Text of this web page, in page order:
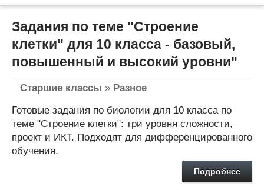
Задания по теме "Строение
клетки" для 10 класса - базовый,
повышенный и высокий уровни"
Старшие классы » Разное
Готовые задания по биологии для 10 класса по
теме "Строение клетки": три уровня сложности,
проект и ИКТ. Подходят для дифференцированного
обучения.
Подробнее